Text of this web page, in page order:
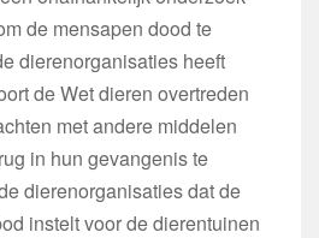
de mensapen dood te
dierenorganisaties heeft
de Wet dieren overtreden
met andere middelen
in hun gevangenis te
dierenorganisaties dat de
instelt voor de dierentuinen